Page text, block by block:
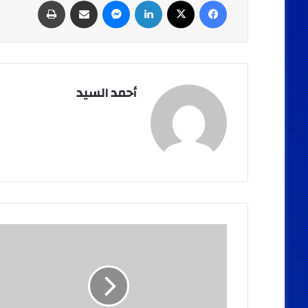
أحمد السيد